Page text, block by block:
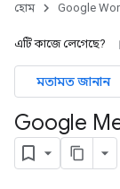
হোম Google
এটি কাজে লেগেছে?
মতামত জানান
Google